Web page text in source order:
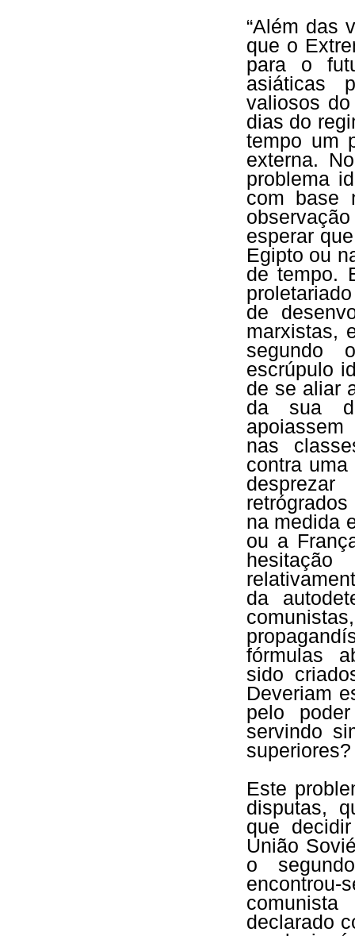
“Além das
que o
para o
asiáticas
valiosos
dias do
tempo um
externa.
problema
com base
esperar
Egipto ou
de tempo.
de
marxistas,
segundo
escrúpulo
de se aliar
da sua
nas
contra
na medida
ou a
da
fórmulas
sido
Deveriam
pelo
servindo
superiores?
Este
disputas,
que
União
o
declarado